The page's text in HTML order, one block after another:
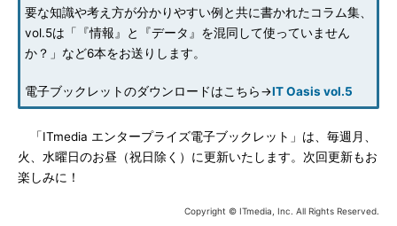
要な知識や考え方が分かりやすい例と共に書かれたコラム集、
vol.5は「『情報』と『データ』を混同して使っていません
か？」など6本をお送りします。
電子ブックレットのダウンロードはこちら→IT Oasis vol.5
「ITmedia エンタープライズ電子ブックレット」は、毎週月、
火、水曜日のお昼（祝日除く）に更新いたします。次回更新もお
楽しみに！
Copyright © ITmedia, Inc. All Rights Reserved.